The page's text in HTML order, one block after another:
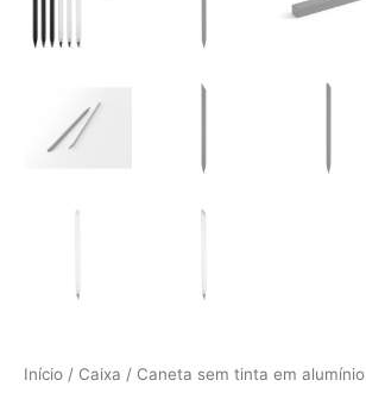
Início / Caixa / Caneta sem tinta em alumínio